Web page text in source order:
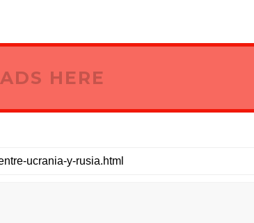
HERE